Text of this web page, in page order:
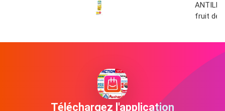
fruit de
Téléchargez l'application